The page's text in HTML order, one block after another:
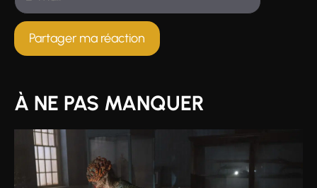
mail
À NE PAS MANQUER